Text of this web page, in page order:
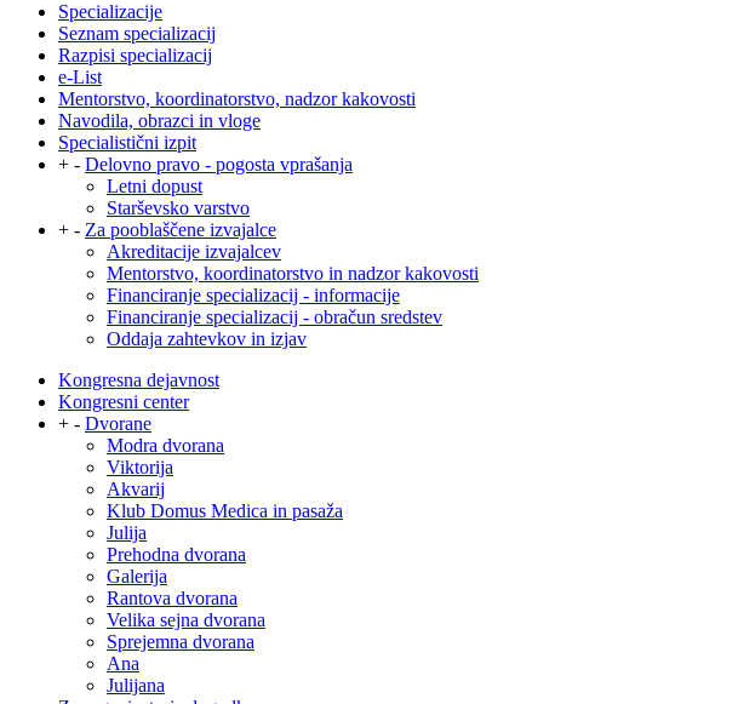
Specializacije
Seznam specializacij
Razpisi specializacij
e-List
Mentorstvo, koordinatorstvo, nadzor kakovosti
Navodila, obrazci in vloge
Specialistični izpit
+ - Delovno pravo - pogosta vprašanja
Letni dopust
Starševsko varstvo
+ - Za pooblaščene izvajalce
Akreditacije izvajalcev
Mentorstvo, koordinatorstvo in nadzor kakovosti
Financiranje specializacij - informacije
Financiranje specializacij - obračun sredstev
Oddaja zahtevkov in izjav
Kongresna dejavnost
Kongresni center
+ - Dvorane
Modra dvorana
Viktorija
Akvarij
Klub Domus Medica in pasaža
Julija
Prehodna dvorana
Galerija
Rantova dvorana
Velika sejna dvorana
Sprejemna dvorana
Ana
Julijana